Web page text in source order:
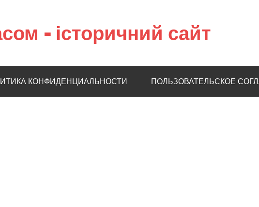
– історичний сайт
КОНФИДЕНЦИАЛЬНОСТИ ПОЛЬЗОВАТЕЛЬСКОЕ